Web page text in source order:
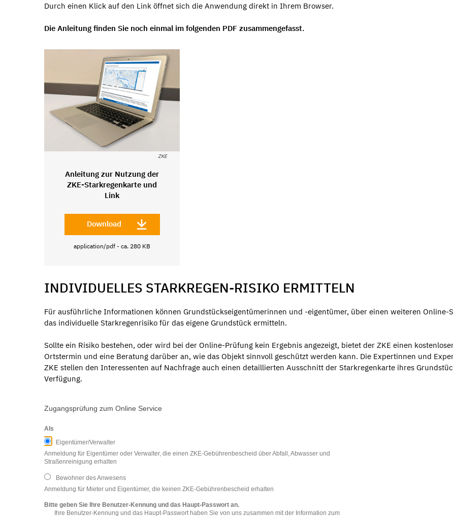
Durch einen Klick auf den Link öffnet sich die Anwendung direkt in Ihrem Browser.
Die Anleitung finden Sie noch einmal im folgenden PDF zusammengefasst.
ZKE
Anleitung zur Nutzung der
ZKE-Starkregenkarte und
Link
Download
application/pdf - ca. 280 KB
INDIVIDUELLES STARKREGEN-RISIKO ERMITTELN
Für ausführliche Informationen können Grundstückseigentümerinnen und -eigentümer, über einen weiteren Online-
das individuelle Starkregenrisiko für das eigene Grundstück ermitteln.
Sollte ein Risiko bestehen, oder wird bei der Online-Prüfung kein Ergebnis angezeigt, bietet der ZKE einen
Ortstermin und eine Beratung darüber an, wie das Objekt sinnvoll geschützt werden kann. Die Expertinnen und
ZKE stellen den Interessenten auf Nachfrage auch einen detaillierten Ausschnitt der Starkregenkarte ihres
Verfügung.